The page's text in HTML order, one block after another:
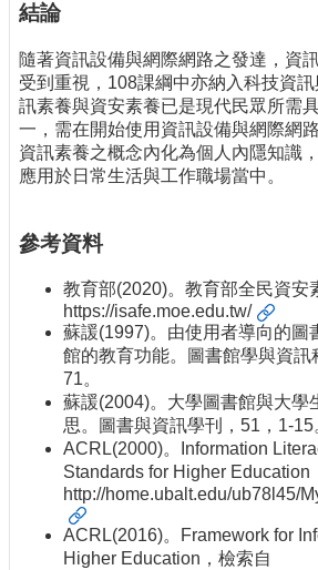
結論
隨著資訊設備與網際網路之發達，資
受到重視，108課綱中亦納入科技資
訊素養與資安素養已是現代民眾所需
一，需在開始使用資訊設備與網際網
資訊素養之概念內化為個人內隱知識
應用於日常生活與工作職場當中。
參考資料
教育部(2020)。教育部全民資安
https://isafe.moe.edu.tw/
蘇諼(1997)。由使用者導向的圖
館的教育功能。圖書館學與資訊
71。
蘇諼(2004)。大學圖書館與大學
思。圖書與資訊學刊，51，1-15
ACRL(2000)。Information
Standards for Higher Education
http://home.ubalt.edu/ub78l45/
ACRL(2016)。Framework for
Higher Education，檢索自